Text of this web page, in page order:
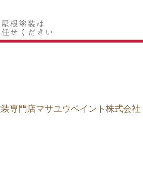
屋根塗装は
任せください
専門店マサユウペイント株式会社
根塗装は
せください